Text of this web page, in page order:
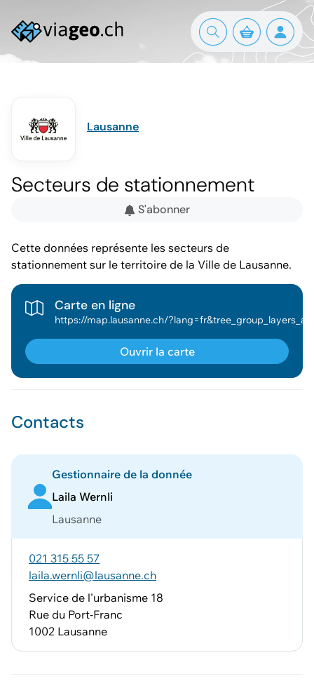
Lausanne
Secteurs de stationnement
S'abonner
Cette données représente les secteurs de
stationnement sur le territoire de la Ville de Lausanne.
Contacts
Gestionnaire de la donnée
Laila Wernli
Lausanne
021 315 55 57
laila.wernli@lausanne.ch
Service de l'urbanisme 18
Rue du Port-Franc
1002 Lausanne
Carte en ligne
Ouvrir la carte